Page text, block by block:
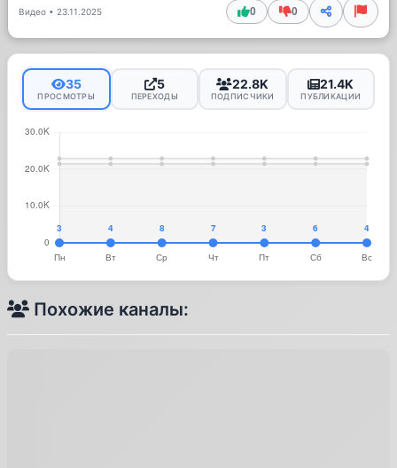
Видео • 23.11.2025 0 0
35
ПРОСМОТРЫ
5
ПЕРЕХОДЫ
22.8K
ПОДПИСЧИКИ
21.4K
ПУБЛИКАЦИИ
Похожие каналы: